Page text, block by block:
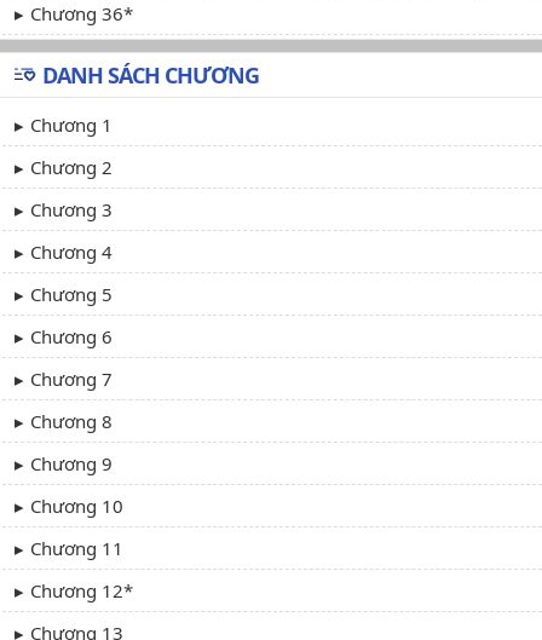
Chương 36*
DANH SÁCH CHƯƠNG
Chương 1
Chương 2
Chương 3
Chương 4
Chương 5
Chương 6
Chương 7
Chương 8
Chương 9
Chương 10
Chương 11
Chương 12*
Chương 13